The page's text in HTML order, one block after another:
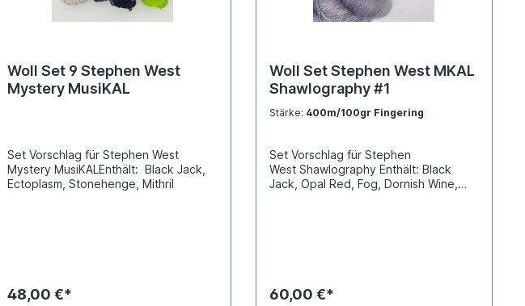
Woll Set 9 Stephen West
Mystery MusiKAL
Set Vorschlag für Stephen West
Mystery MusiKALEnthält: Black Jack,
Ectoplasm, Stonehenge, Mithril
48,00 €*
Woll Set Stephen West MKAL
Shawlography #1
Stärke: 400m/100gr Fingering
Set Vorschlag für Stephen
West Shawlography Enthält: Black
Jack, Opal Red, Fog, Dornish Wine,
60,00 €*